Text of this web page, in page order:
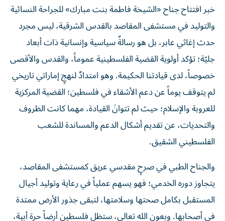
خبر افتتاح جناح «الشيخة فاطمة بنت مبارك» للجراحة النسائية
والتوليد في مستشفى المقاصد بالقدس الشرقية، ليس مجرد
حدث إغاثي عابر، بل هو رسالةٌ سياسية وإنسانية ذات أبعاد
جليّة؛ تؤكد أولوية القضية الفلسطينية عموماً، والقدس والأقصى
خصوصاً، لدى قيادتنا الحكيمة. وهو امتدادٌ لنهجٍ إماراتي تاريخي
لم يتوقف يوماً عن دعم الأشقاء في فلسطين؛ القضية المركزية
للعروبة والإسلام؛ حيث لم تتوانَ القيادة، مهما كانت الظروف
والتحديات، عن تقديم أشكال الدعم والمساندة للشعب
الفلسطيني الشقيق.
والجناح الطبي في صرحٍ مقدسي عريق كمستشفى المقاصد،
يتجاوز دوره الخدمي؛ فهو يسهم عملياً في رعاية وتوليد أجيال
المستقبل بكامل صحتها وسلامتها، لتبقى جذور الأرض ممتدة
في أصحابها. وبعون الله تعالى، ستظل فلسطين أرضاً حرة أبية،